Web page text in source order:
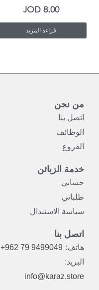
8.00
JOD
قراءة المزيد
من نحن
اتصل بنا
الوظائف
الفروع
خدمة الزبائن
حسابي
طلباتي
سياسة الاستبدال
اتصل بنا
هاتف: +962 79 9499049
البريد:
info@karaz.store